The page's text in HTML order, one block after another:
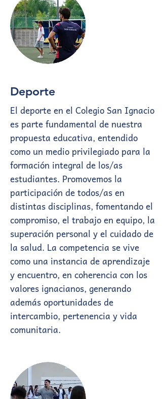
Deporte
El deporte en el Colegio San Ignacio
es parte fundamental de nuestra
propuesta educativa, entendido
como un medio privilegiado para la
formación integral de los/as
estudiantes. Promovemos la
participación de todos/as en
distintas disciplinas, fomentando el
compromiso, el trabajo en equipo, la
superación personal y el cuidado de
la salud. La competencia se vive
como una instancia de aprendizaje
y encuentro, en coherencia con los
valores ignacianos, generando
además oportunidades de
intercambio, pertenencia y vida
comunitaria.